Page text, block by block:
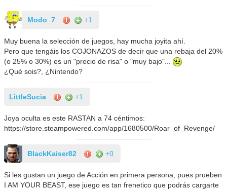
Modo_7 +1
Muy buena la selección de juegos, hay mucha joyita ahí.
Pero que tengáis los COJONAZOS de decir que una rebaja del 20%
(o 25% o 30%) es un "precio de risa" o "muy bajo"...
¿Qué sois?, ¿Nintendo?
LittleSucia +1
Joya oculta es este RASTAN a 74 céntimos:
https://store.steampowered.com/app/1680500/Roar_of_Revenge/
BlackKaiser82 +0
Si les gustan un juego de Acción en primera persona, pues prueben
I AM YOUR BEAST, ese juego es tan frenetico que podrás cargarte